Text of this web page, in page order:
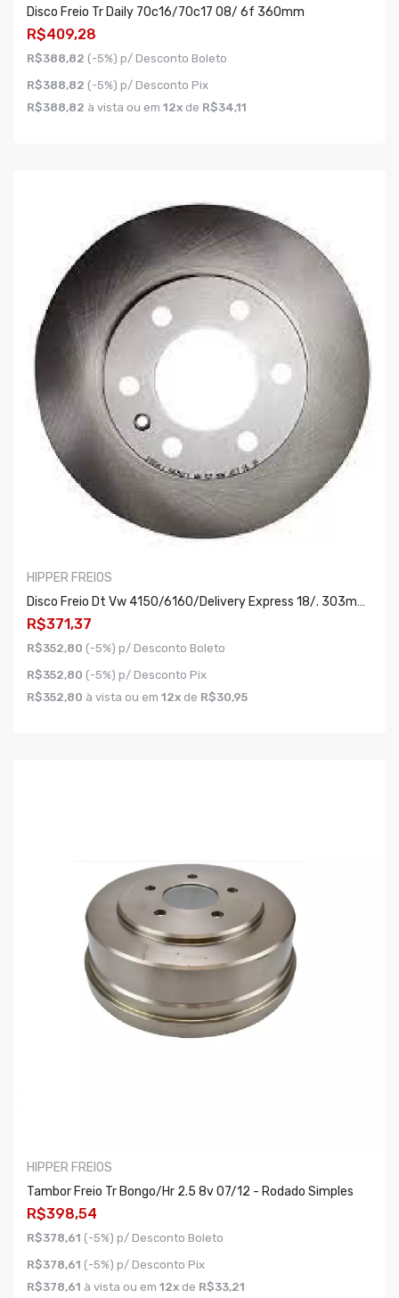
Disco Freio Tr Daily 70c16/70c17 08/ 6f 360mm
R$409,28
R$388,82 (-5%) p/ Desconto Boleto
R$388,82 (-5%) p/ Desconto Pix
R$388,82 à vista ou em 12x de R$34,11
HIPPER FREIOS
Disco Freio Dt Vw 4150/6160/delivery Express 18/. 303mm 6f Ventilado
R$371,37
R$352,80 (-5%) p/ Desconto Boleto
R$352,80 (-5%) p/ Desconto Pix
R$352,80 à vista ou em 12x de R$30,95
HIPPER FREIOS
Tambor Freio Tr Bongo/hr 2.5 8v 07/12 - Rodado Simples
R$398,54
R$378,61 (-5%) p/ Desconto Boleto
R$378,61 (-5%) p/ Desconto Pix
R$378,61 à vista ou em 12x de R$33,21